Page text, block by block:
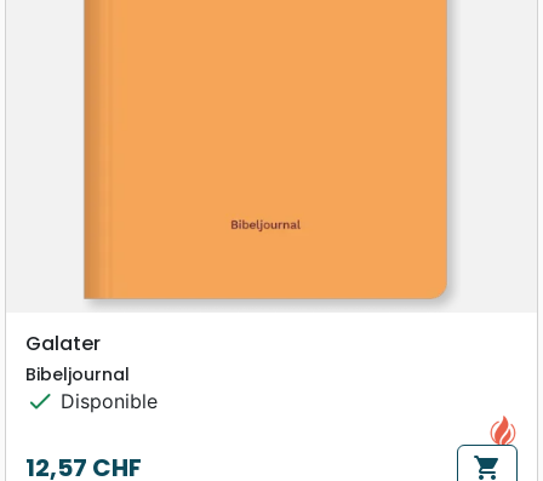
Galater
Bibeljournal
check Disponible
12,57 CHF shopping_cart